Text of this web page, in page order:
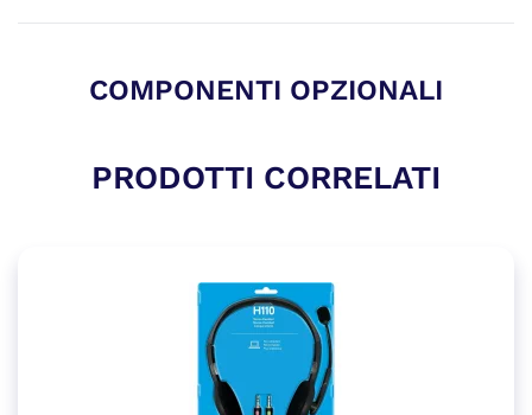
COMPONENTI OPZIONALI
PRODOTTI CORRELATI